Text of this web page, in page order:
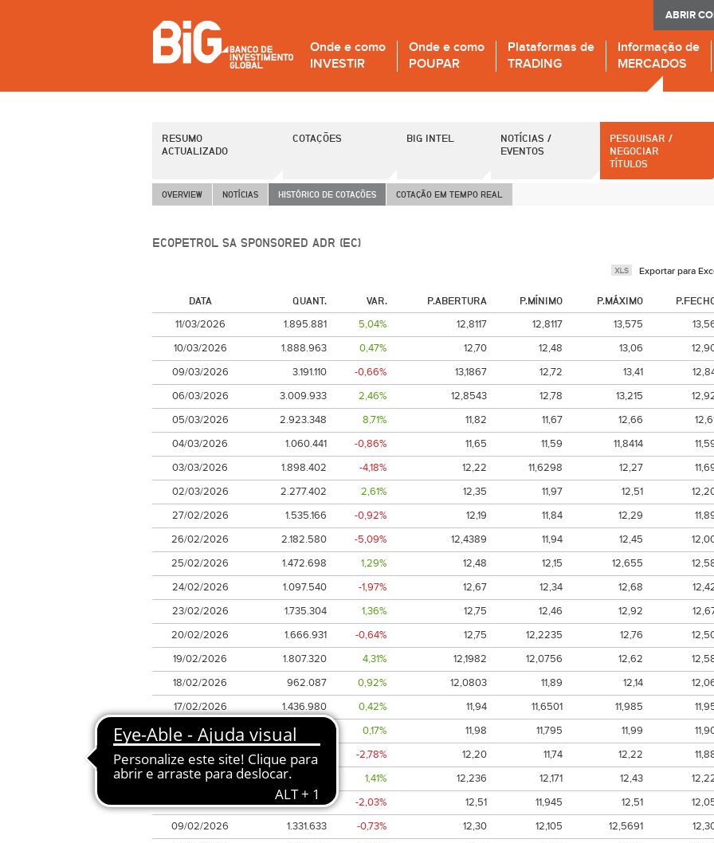
ABRIR
Onde e como
INVESTIR
Onde e como
POUPAR
Plataformas de
TRADING
Informação de
MERCADOS
RESUMO
ACTUALIZADO
COTAÇÕES BIG INTEL
NOTÍCIAS /
EVENTOS
PESQUISAR /
NEGOCIAR
TÍTULOS
OVERVIEW NOTÍCIAS HISTÓRICO DE COTAÇÕES COTAÇÃO EM TEMPO REAL
ECOPETROL SA SPONSORED ADR (EC)
Exportar para
DATA QUANT. VAR. P.ABERTURA P.MÍNIMO P.MÁXIMO
11/03/2026 1.895.881 5,04% 12,8117 12,8117 13,575
10/03/2026
1.888.963 0,47% 12,70 12,48 13,06
09/03/2026
3.191.110 -0,66% 13,1867 12,72 13,41
06/03/2026
3.009.933 2,46% 12,8543 12,78 13,215
05/03/2026
2.923.348 8,71% 11,82 11,67 12,66
04/03/2026
1.060.441 -0,86% 11,65 11,59 11,8414
03/03/2026
1.898.402 -4,18% 12,22 11,6298 12,27
02/03/2026
2.277.402 2,61% 12,35 11,97 12,51
27/02/2026
1.535.166 -0,92% 12,19 11,84 12,29
26/02/2026
2.182.580 -5,09% 12,4389 11,94 12,45
25/02/2026
1.472.698 1,29% 12,48 12,15 12,655
24/02/2026
1.097.540 -1,97% 12,67 12,34 12,68
23/02/2026
1.735.304 1,36% 12,75 12,46 12,92
20/02/2026
1.666.931 -0,64% 12,75 12,2235 12,76
19/02/2026
1.807.320 4,31% 12,1982 12,0756 12,62
18/02/2026
962.087 0,92% 12,0803 11,89 12,14
17/02/2026
1.436.980 0,42% 11,94 11,6501 11,985
13/02/2026
728.057 0,17% 11,98 11,795 11,99
12/02/2026
1.339.493 -2,78% 12,20 11,74 12,22
11/02/2026
1.029.663 1,41% 12,236 12,171 12,43
10/02/2026
897.160 -2,03% 12,51 11,945 12,51
09/02/2026
1.331.633 -0,73% 12,30 12,105 12,5691